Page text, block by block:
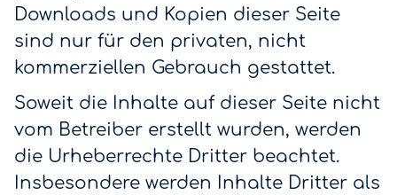
Downloads und Kopien dieser Seite
sind nur für den privaten, nicht
kommerziellen Gebrauch gestattet.
Soweit die Inhalte auf dieser Seite nicht
vom Betreiber erstellt wurden, werden
die Urheberrechte Dritter beachtet.
Insbesondere werden Inhalte Dritter als